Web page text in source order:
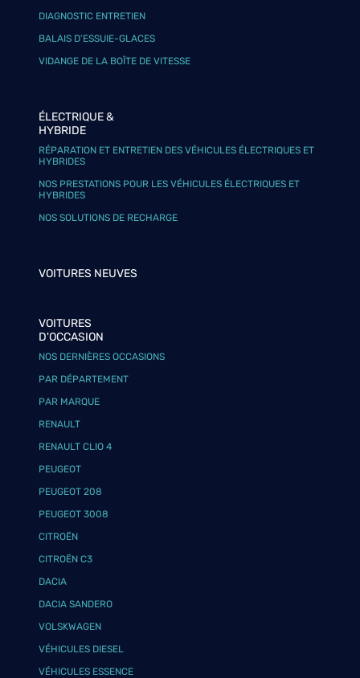
DIAGNOSTIC ENTRETIEN
BALAIS D’ESSUIE-GLACES
VIDANGE DE LA BOÎTE DE VITESSE
ÉLECTRIQUE &
HYBRIDE
RÉPARATION ET ENTRETIEN DES VÉHICULES ÉLECTRIQUES ET
HYBRIDES
NOS PRESTATIONS POUR LES VÉHICULES ÉLECTRIQUES ET
HYBRIDES
NOS SOLUTIONS DE RECHARGE
VOITURES NEUVES
VOITURES
D'OCCASION
NOS DERNIÈRES OCCASIONS
PAR DÉPARTEMENT
PAR MARQUE
RENAULT
RENAULT CLIO 4
PEUGEOT
PEUGEOT 208
PEUGEOT 3008
CITROËN
CITROËN C3
DACIA
DACIA SANDERO
VOLSKWAGEN
VÉHICULES DIESEL
VÉHICULES ESSENCE